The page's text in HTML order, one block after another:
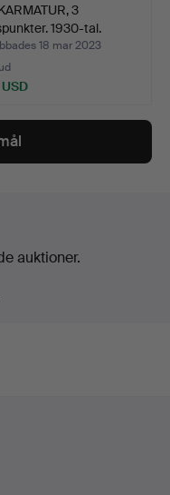
3
1930-tal.
18 mar 2023
auktioner.